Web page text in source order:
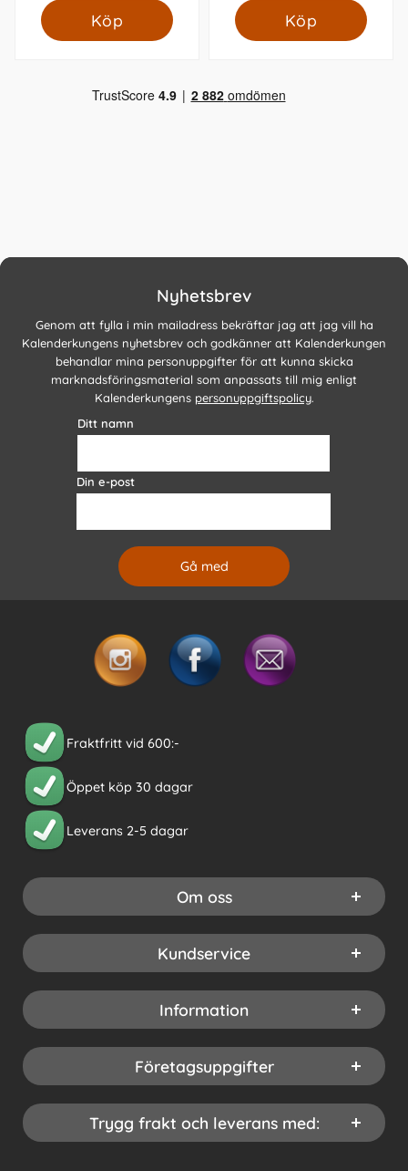
Köp Köp
Nyhetsbrev
Genom att fylla i min mailadress bekräftar jag att jag vill ha
Kalenderkungens nyhetsbrev och godkänner att Kalenderkungen
behandlar mina personuppgifter för att kunna skicka
marknadsföringsmaterial som anpassats till mig enligt
Kalenderkungens personuppgiftspolicy.
Ditt namn
Din e-post
Fraktfritt vid 600:-
Öppet köp 30 dagar
Leverans 2-5 dagar
Om oss
Kundservice
Information
Företagsuppgifter
Trygg frakt och leverans med: